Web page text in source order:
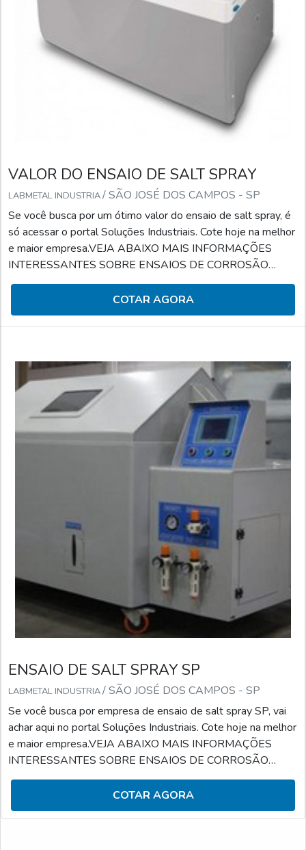
VALOR DO ENSAIO DE SALT SPRAY
LABMETAL INDUSTRIA/ SÃO JOSÉ DOS CAMPOS - SP
Se você busca por um ótimo valor do ensaio de salt spray, é
só acessar o portal Soluções Industriais. Cote hoje na melhor
e maior empresa.VEJA ABAIXO MAIS INFORMAÇÕES
INTERESSANTES SOBRE ENSAIOS DE CORROSÃO
SALT-SPRAYQuando o assunto é ensaios de salt spray,
podemos dizer que serve para simular a corrosão acelerada
de determinado material. Para tanto, é feita a identificação e
o controle do componente em análise em relação à
diferenciais que co
COTAR AGORA
ENSAIO DE SALT SPRAY SP
LABMETAL INDUSTRIA/ SÃO JOSÉ DOS CAMPOS - SP
Se você busca por empresa de ensaio de salt spray SP, vai
achar aqui no portal Soluções Industriais. Cote hoje na melhor
e maior empresa.VEJA ABAIXO MAIS INFORMAÇÕES
INTERESSANTES SOBRE ENSAIOS DE CORROSÃO
SALT-SPRAYQuando o assunto é ensaios de salt spray,
podemos dizer que serve para simular a corrosão acelerada
de determinado material. Para tanto, é feita a identificação e
COTAR AGORA